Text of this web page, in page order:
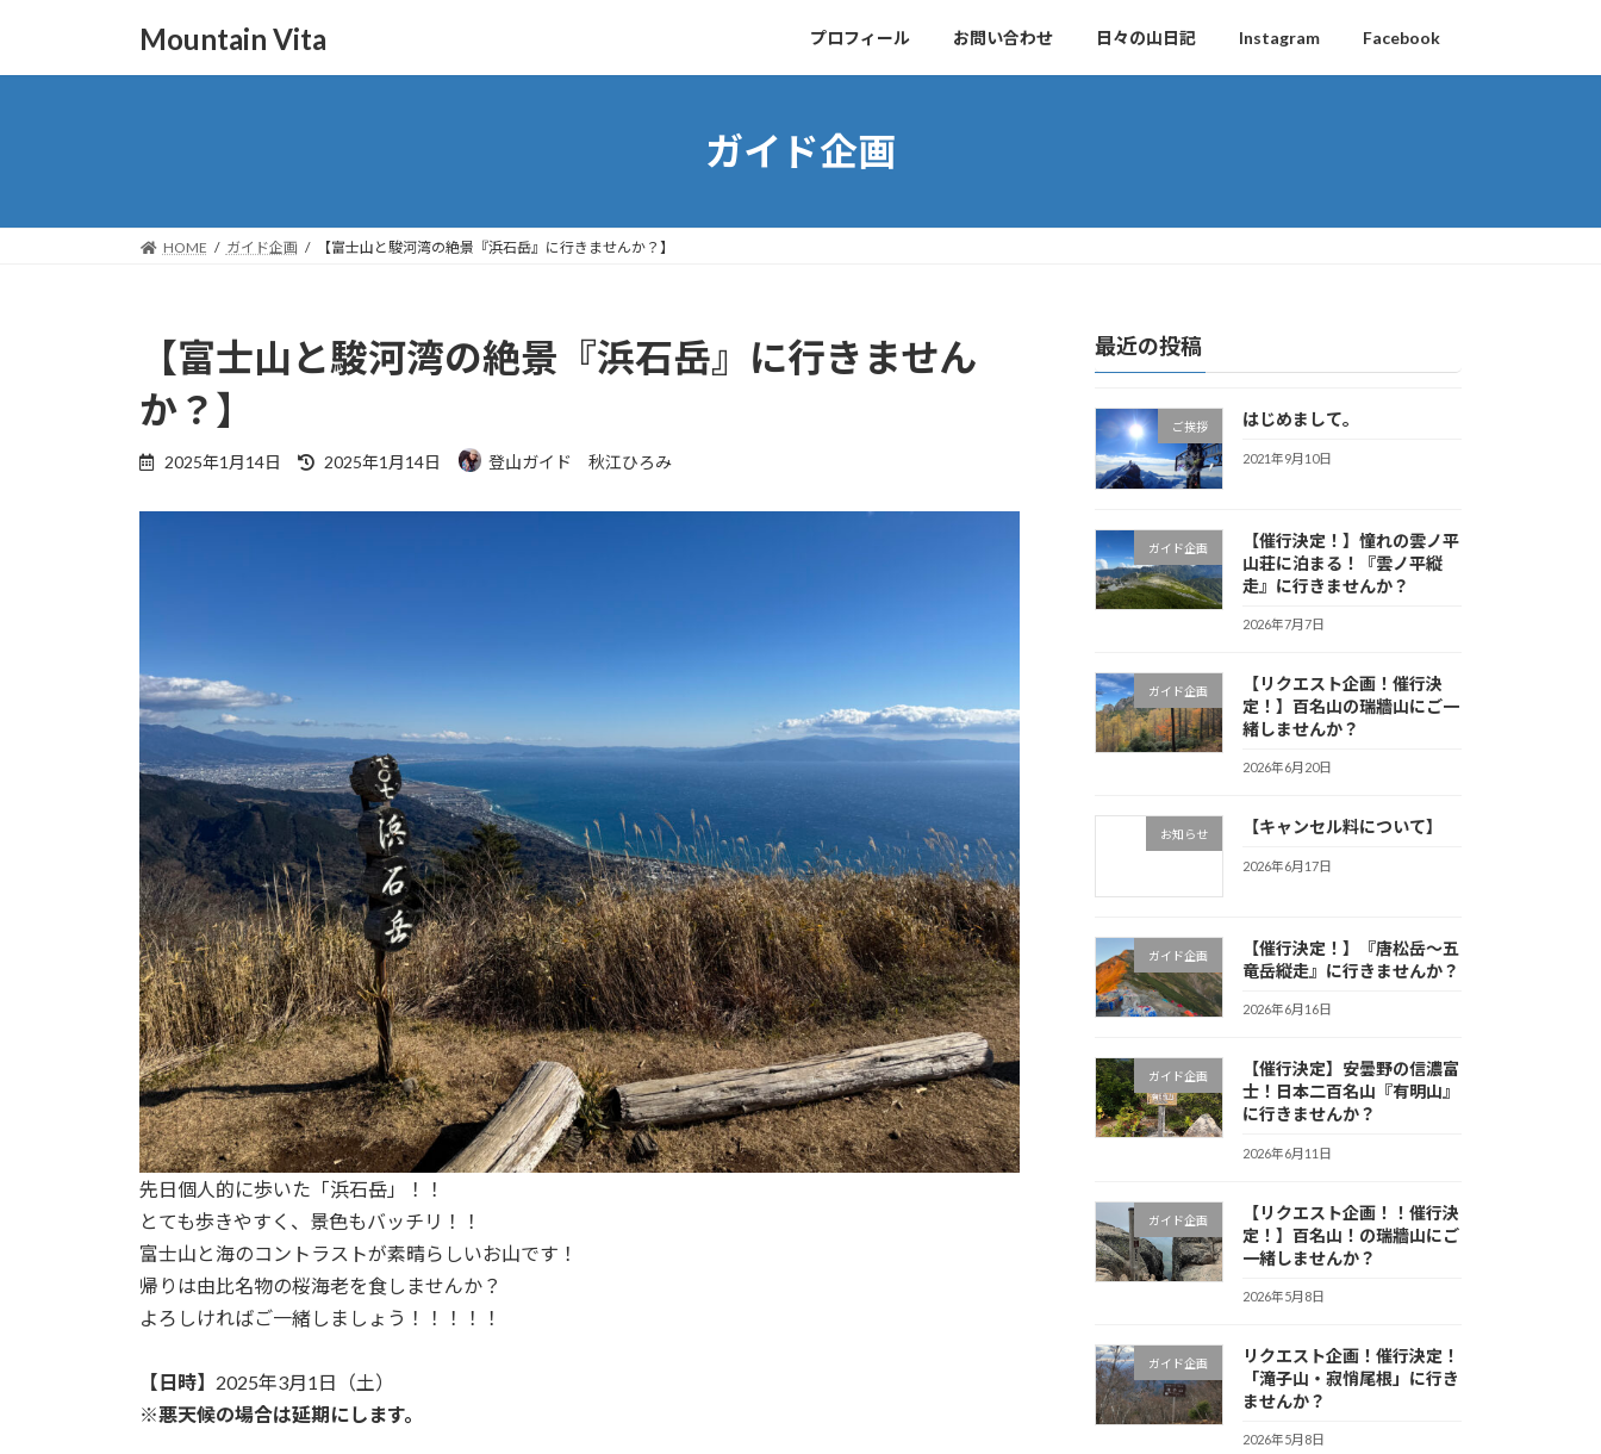
テ
ゲ
Mountain Vita プロフィール お問い合わせ 日々の山日記 Instagram Facebook
ガイド企画
HOME ガイド企画 【富士山と駿河湾の絶景『浜石岳』に行きませんか？】
【富士山と駿河湾の絶景『浜石岳』に行きません
か？】
2025年1月14日
最
2025年1月14日 登山ガイド 秋江ひろみ
先日個人的に歩いた「浜石岳」！！
とても歩きやすく、景色もバッチリ！！
富士山と海のコントラストが素晴らしいお山です！
帰りは由比名物の桜海老を食しませんか？
よろしければご一緒しましょう！！！！！
【日時】 2025年3月1日（土）
※悪天候の場合は延期にします。
最近の投稿
ご挨拶 はじめまして。
2021年9月10日
ガイド企画
【催行決定！】憧れの雲ノ平
山荘に泊まる！『雲ノ平縦
走』に行きませんか？
2026年7月7日
ガイド企画
【リクエスト企画！催行決
定！】百名山の瑞牆山にご一
緒しませんか？
2026年6月20日
お知らせ 【キャンセル料について】
2026年6月17日
ガイド企画
【催行決定！】『唐松岳〜五
竜岳縦走』に行きませんか？
2026年6月16日
ガイド企画
【催行決定】安曇野の信濃富
士！日本二百名山『有明山』
に行きませんか？
2026年6月11日
ガイド企画
【リクエスト企画！！催行決
定！】百名山！の瑞牆山にご
一緒しませんか？
2026年5月8日
ガイド企画
リクエスト企画！催行決定！
「滝子山・寂悄尾根」に行き
ませんか？
2026年5月8日